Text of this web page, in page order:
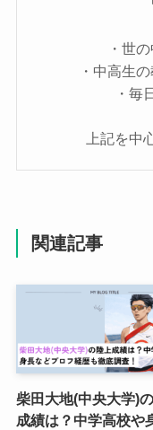
・世
・中高生
・毎
上記を中
関連記事
柴田大地(中央大学)
成績は？中学高校や